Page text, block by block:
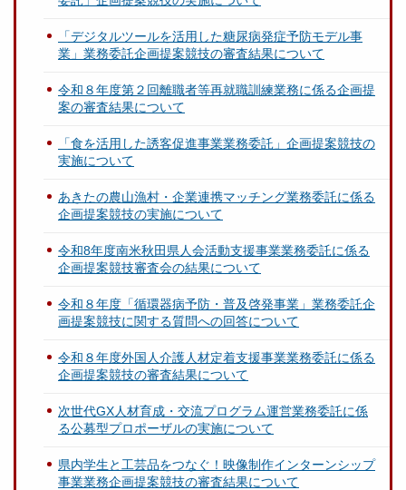
「デジタルツールを活用した糖尿病発症予防モデル事
業」業務委託企画提案競技の審査結果について
令和８年度第２回離職者等再就職訓練業務に係る企画提
案の審査結果について
「食を活用した誘客促進事業業務委託」企画提案競技の
実施について
あきたの農山漁村・企業連携マッチング業務委託に係る
企画提案競技の実施について
令和8年度南米秋田県人会活動支援事業業務委託に係る
企画提案競技審査会の結果について
令和８年度「循環器病予防・普及啓発事業」業務委託企
画提案競技に関する質問への回答について
令和８年度外国人介護人材定着支援事業業務委託に係る
企画提案競技の審査結果について
次世代GX人材育成・交流プログラム運営業務委託に係
る公募型プロポーザルの実施について
県内学生と工芸品をつなぐ！映像制作インターンシップ
事業業務企画提案競技の審査結果について